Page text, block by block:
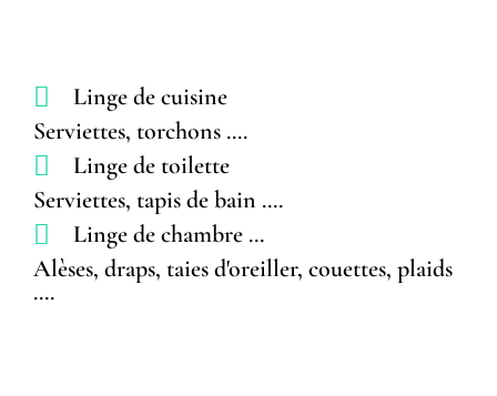
Linge de cuisine
Serviettes, torchons ....
Linge de toilette
Serviettes, tapis de bain ....
Linge de chambre ...
Alèses, draps, taies d'oreiller, couettes, plaids
....